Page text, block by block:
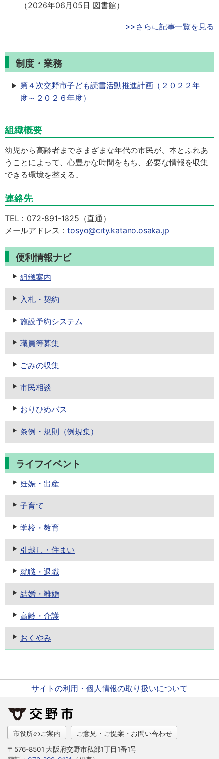
（2026年06月05日 図書館）
>>さらに記事一覧を見る
制度・業務
第４次交野市子ども読書活動推進計画（２０２２年
度～２０２６年度）
組織概要
幼児から高齢者までさまざまな年代の市民が、本とふれあ
うことによって、心豊かな時間をもち、必要な情報を収集
できる環境を整える。
連絡先
TEL：072-891-1825（直通）
メールアドレス： tosyo@city.katano.osaka.jp
便利情報ナビ
組織案内
入札・契約
施設予約システム
職員等募集
ごみの収集
市民相談
おりひめバス
条例・規則 （例規集）
ライフイベント
妊娠・出産
子育て
学校・教育
引越し・住まい
就職・退職
結婚・離婚
高齢・介護
おくやみ
サイトの利用・個人情報の取り扱いについて
市役所のご案内 ご意見・ご提案・お問い合わせ
〒576-8501 大阪府交野市私部1丁目1番1号